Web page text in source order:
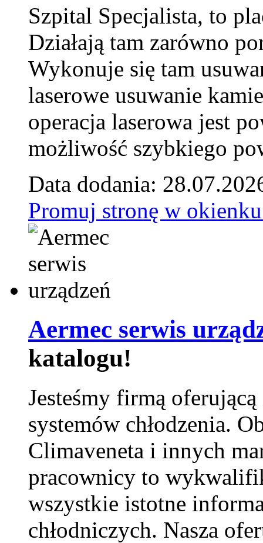
Szpital Specjalista, to
Działają tam zarówno
Wykonuje się tam
laserowe usuwanie
operacja laserowa jest
możliwość szybkiego
Data dodania:
Promuj stronę w
Aermec serwis
katalogu!
Jesteśmy firmą
systemów chłodzenia.
Climaveneta i innych
pracownicy to
wszystkie istotne
chłodniczych. Nasza